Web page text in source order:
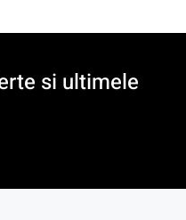
si ultimele